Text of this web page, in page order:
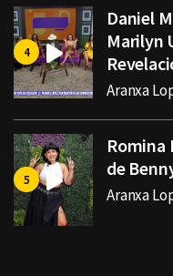
Daniel
Marilyn
Aranxa
Romina
de
Aranxa